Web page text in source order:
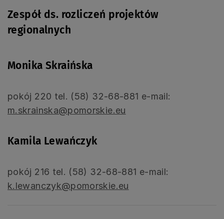
Zespół ds. rozliczeń projektów
regionalnych
Monika Skraińska
pokój 220 tel. (58) 32-68-881 e-mail:
m.skrainska@pomorskie.eu
Kamila Lewańczyk
pokój 216 tel. (58) 32-68-881 e-mail:
k.lewanczyk@pomorskie.eu